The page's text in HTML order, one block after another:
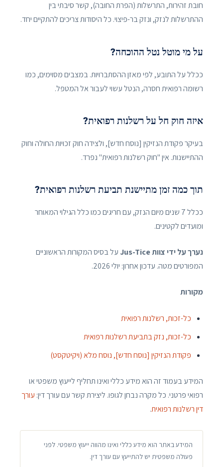
חובת זהירות, התרשלות (הפרת החובה), קשר סיבתי בין
ההתרשלות לנזק, ונזק בר-פיצוי. כל היסודות צריכים להתקיים יחד.
על מי מוטל נטל ההוכחה?
ככלל על התובע, לפי מאזן ההסתברויות. במצבים מסוימים, כמו
רשומה רפואית חסרה, הנטל עשוי לעבור אל המטפל.
איזה חוק חל על רשלנות רפואית?
בעיקר פקודת הנזיקין [נוסח חדש], ולצידה חוק זכויות החולה וחוק
ההתיישנות. אין "חוק רשלנות רפואית" נפרד.
תוך כמה זמן מתיישנת תביעת רשלנות רפואית?
ככלל 7 שנים מיום הנזק, עם חריגים כמו כלל הגילוי המאוחר
ומועדים לקטינים.
נערך על ידי צוות Jus-Tice
על בסיס המקורות הראשוניים
המפורטים מטה. עדכון אחרון: יולי 2026.
מקורות
כל-זכות, רשלנות רפואית
כל-זכות, נזק בתביעת רשלנות רפואית
פקודת הנזיקין [נוסח חדש], נוסח מלא (ויקיטקסט)
המידע בעמוד זה הוא מידע כללי ואינו תחליף לייעוץ משפטי או
רפואי פרטני. כל מקרה נבחן לגופו. ליצירת קשר עם עורך דין: עורך
דין רשלנות רפואית.
המידע באתר הוא מידע כללי ואינו מהווה ייעוץ משפטי. לפני
פעולה משפטית יש להתייעץ עם עורך דין.